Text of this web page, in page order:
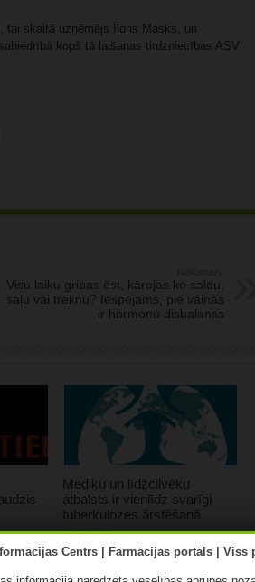
tai skaitā uzņēmējs Īlons Masks, un
kopš tā laišanas tirdzniecības ASV
Visu laiku gribas ēst, kārojas ko saldu,
sāļu vai treknu? Iespējams, pie vainas
ir hormonu disbalanss
Mediķu un līdzcilvēku
atbalsts ir vienlīdz svarīgi
tuberkulozes ārstēšanā
07/08/2026